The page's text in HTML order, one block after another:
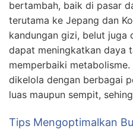
bertambah, baik di pasar
terutama ke Jepang dan
kandungan gizi, belut juga
dapat meningkatkan daya
memperbaiki
dikelola dengan berbagai
luas maupun sempit,
Tips Mengoptimalkan